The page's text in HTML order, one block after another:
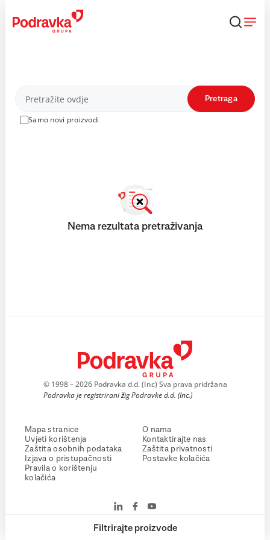
content
Proizvodi
Samo novi proizvodi
Pretraga
Filtrirajte proizvode
Nema rezultata pretraživanja
© 1998 – 2026 Podravka d.d. (Inc) Sva prava pridržana
Podravka je registrirani žig Podravke d.d. (Inc.)
Mapa stranice
Uvjeti korištenja
Zaštita osobnih podataka
Izjava o pristupačnosti
Pravila o korištenju
kolačića
O nama
Kontaktirajte nas
Zaštita privatnosti
Postavke kolačića